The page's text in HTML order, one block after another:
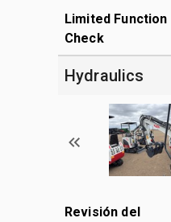
Limited Function
Check
Hydraulics
Revisión del